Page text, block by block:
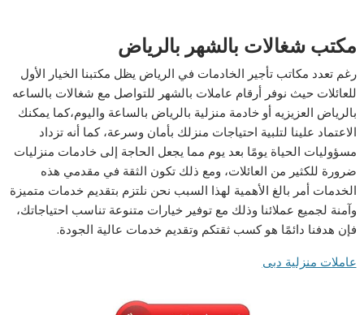
مكتب شغالات بالشهر بالرياض
رغم تعدد مكاتب تأجير الخادمات في الرياض يظل مكتبنا الخيار الأول
للعائلات حيث نوفر أرقام عاملات بالشهر للتواصل مع شغالات بالساعه
بالرياض العزيزيه أو خادمة منزلية بالرياض بالساعة واليوم،كما يمكنك
الاعتماد علينا لتلبية احتياجات منزلك بأمان وسرعة، كما أنه تزداد
مسؤوليات الحياة يومًا بعد يوم مما يجعل الحاجة إلى خادمات منزليات
ضرورة للكثير من العائلات، ومع ذلك تكون الثقة في مقدمي هذه
الخدمات أمر بالغ الأهمية لهذا السبب نحن نلتزم بتقديم خدمات متميزة
وآمنة لجميع عملائنا وذلك مع توفير خيارات متنوعة تناسب احتياجاتك،
فإن هدفنا دائمًا هو كسب ثقتكم وتقديم خدمات عالية الجودة.
عاملات منزلية دبى